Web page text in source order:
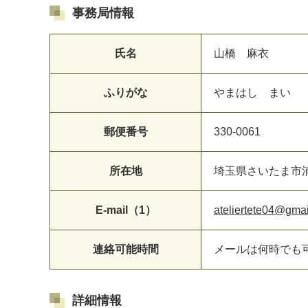
事務局情報
氏名 山橋 麻衣
ふりがな やまはし まい
郵便番号 330-0061
所在地 埼玉県さいたま市
E-mail（1）
連絡可能時間 メールは何時でも
詳細情報